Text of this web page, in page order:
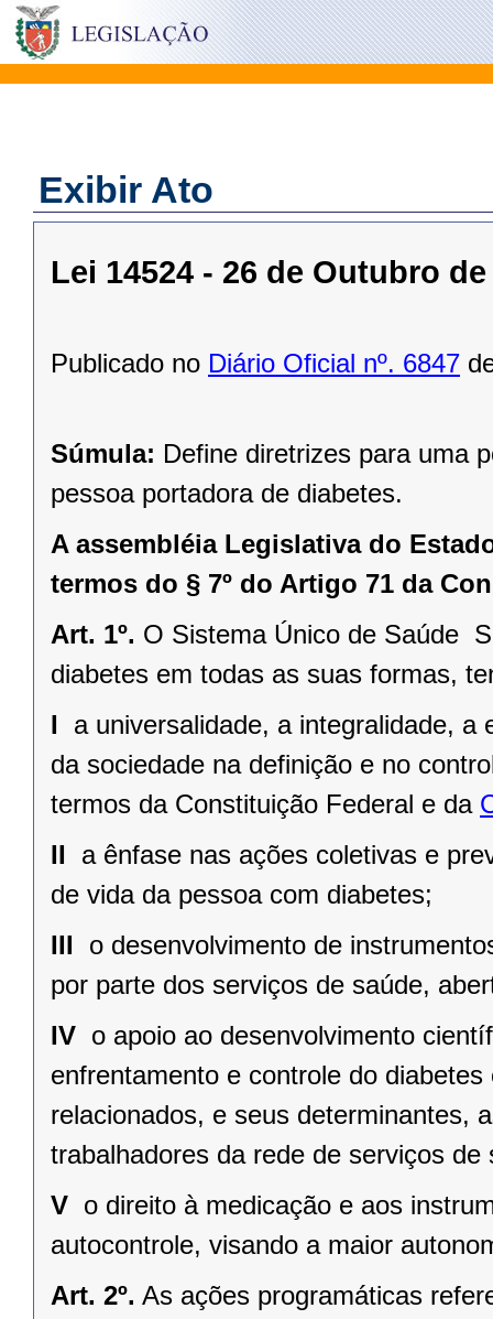
Exibir Ato
Lei 14524 - 26 de Outubro de
Publicado no Diário Oficial nº. 6847
Súmula: Define diretrizes para uma
pessoa portadora de diabetes.
A assembléia Legislativa do
termos do § 7º do Artigo 71 da
Art. 1º. O Sistema Único de Saúde 
diabetes em todas as suas formas,
I 
a universalidade, a integralidade, a
da sociedade na definição e no
termos da Constituição Federal e da
II 
a ênfase nas ações coletivas e
de vida da pessoa com diabetes;
III 
o desenvolvimento de
por parte dos serviços de saúde,
IV  o apoio ao desenvolvimento
enfrentamento e controle do
relacionados, e seus determinantes,
trabalhadores da rede de serviços de
V  o direito à medicação e aos
autocontrole, visando a maior
Art. 2º. As ações programáticas